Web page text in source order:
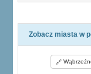
Zobacz miasta w